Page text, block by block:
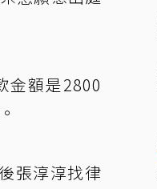
金額是2800
張淳淳找律